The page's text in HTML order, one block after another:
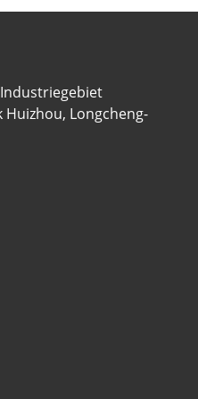
Longcheng-